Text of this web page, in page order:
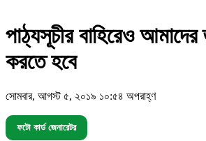
পাঠ্যসূচীর বাহিরেও
করতে হবে
সোমবার, আগস্ট ৫, ২০১৯ ১০:৫৪ অপরাহ্ণ
ফটো কার্ড জেনারেটর